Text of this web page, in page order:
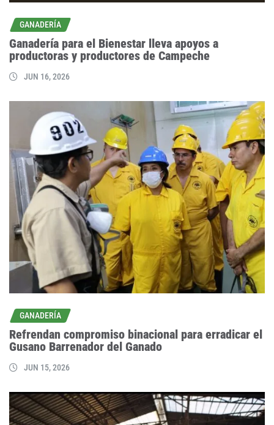
GANADERÍA
Ganadería para el Bienestar lleva apoyos a
productoras y productores de Campeche
JUN 16, 2026
GANADERÍA
Refrendan compromiso binacional para erradicar el
Gusano Barrenador del Ganado
JUN 15, 2026